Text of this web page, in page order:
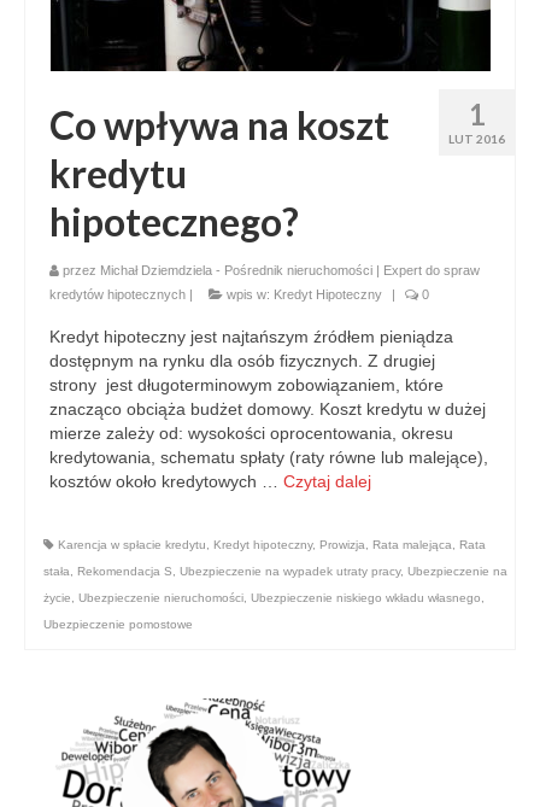
1
LUT 2016
Co wpływa na koszt
kredytu
hipotecznego?
przez Michał Dziemdziela - Pośrednik nieruchomości | Expert do spraw
kredytów hipotecznych | wpis w: Kredyt Hipoteczny | 0
Kredyt hipoteczny jest najtańszym źródłem pieniądza
dostępnym na rynku dla osób fizycznych. Z drugiej
strony jest długoterminowym zobowiązaniem, które
znacząco obciąża budżet domowy. Koszt kredytu w dużej
mierze zależy od: wysokości oprocentowania, okresu
kredytowania, schematu spłaty (raty równe lub malejące),
kosztów około kredytowych … Czytaj dalej
Karencja w spłacie kredytu Kredyt hipoteczny, Prowizja Rata malejąca
Rata
stała
Rekomendacja S Ubezpieczenie na wypadek utraty pracy, Ubezpieczenie na
życie
Ubezpieczenie nieruchomości Ubezpieczenie niskiego wkładu własnego
Ubezpieczenie pomostowe